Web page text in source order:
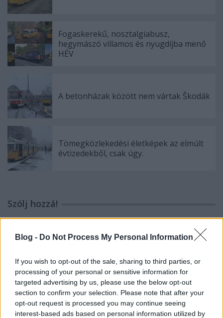
Blog - Do Not Process My Personal Information
If you wish to opt-out of the sale, sharing to third parties, or
processing of your personal or sensitive information for
targeted advertising by us, please use the below opt-out
section to confirm your selection. Please note that after your
opt-out request is processed you may continue seeing
interest-based ads based on personal information utilized by
Fogaskerekű, nosztalgiabusz,
hegymászó villamos és nyugdíjba menő
HÉV
A betonházak között nem vártak Škodák
Tömegközlekedési életképek az elmúlt
évtizedekből, csak úgy.
Szólj hozzá!
A hozzászóláshoz be kell lépned!